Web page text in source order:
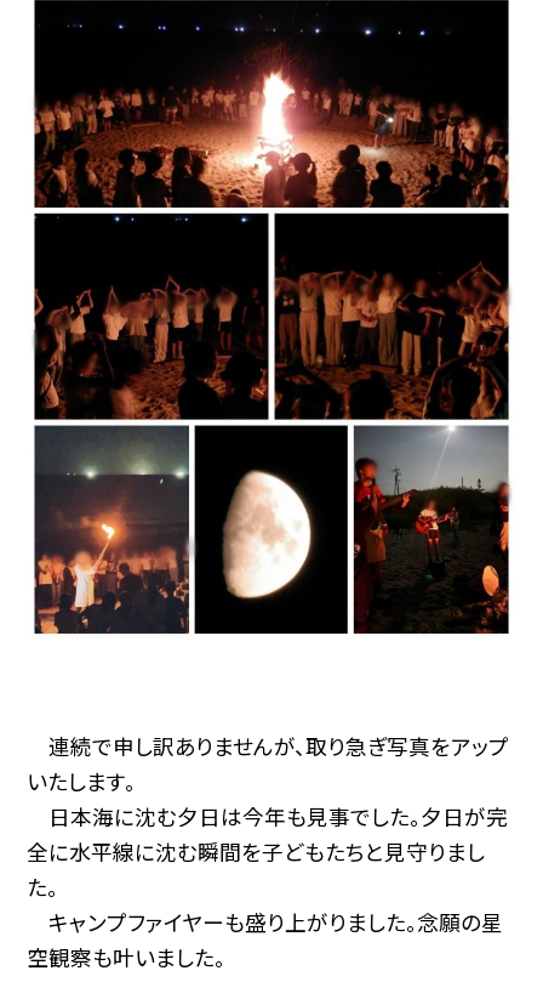
連続で申し訳ありませんが、取り急ぎ写真をアップ
いたします。
日本海に沈む夕日は今年も見事でした。夕日が完
全に水平線に沈む瞬間を子どもたちと見守りまし
た。
キャンプファイヤーも盛り上がりました。念願の星
空観察も叶いました。